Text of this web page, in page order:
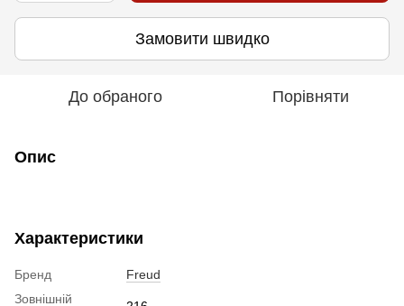
Замовити швидко
До обраного Порівняти
Опис
Характеристики
Бренд
Freud
Зовнішній